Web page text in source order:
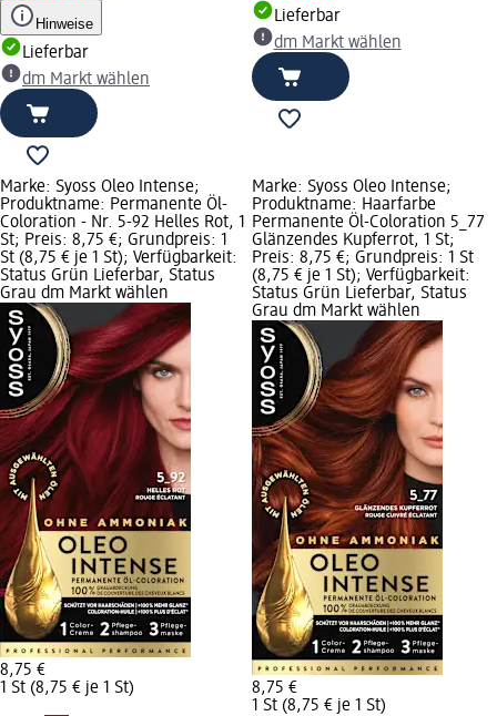
Hinweise
Lieferbar
dm Markt wählen
Lieferbar
dm Markt wählen
Marke: Syoss Oleo Intense;
Produktname: Permanente Öl-
Coloration - Nr. 5-92 Helles Rot, 1
St; Preis: 8,75 €; Grundpreis: 1
St (8,75 € je 1 St); Verfügbarkeit:
Status Grün Lieferbar, Status
Grau dm Markt wählen
8,75 €
1 St (8,75 € je 1 St)
Marke: Syoss Oleo Intense;
Produktname: Haarfarbe
Permanente Öl-Coloration 5_77
Glänzendes Kupferrot, 1 St;
Preis: 8,75 €; Grundpreis: 1 St
(8,75 € je 1 St); Verfügbarkeit:
Status Grün Lieferbar, Status
Grau dm Markt wählen
8,75 €
1 St (8,75 € je 1 St)